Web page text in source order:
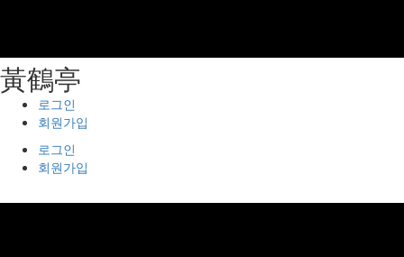
⿈鶴亭
로그인
회원가입
로그인
회원가입